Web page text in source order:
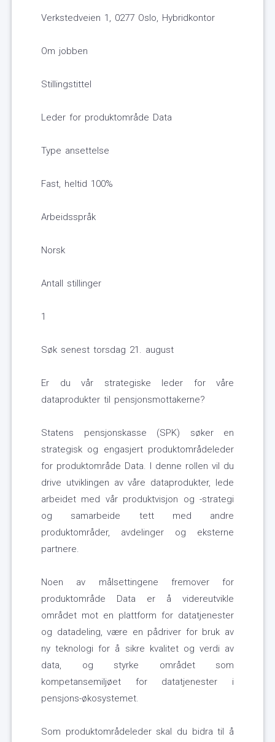
Verkstedveien 1, 0277 Oslo, Hybridkontor
Om jobben
Stillingstittel
Leder for produktområde Data
Type ansettelse
Fast, heltid 100%
Arbeidsspråk
Norsk
Antall stillinger
1
Søk senest torsdag 21. august
Er du vår strategiske leder for våre
dataprodukter til pensjonsmottakerne?
Statens pensjonskasse (SPK) søker en
strategisk og engasjert produktområdeleder
for produktområde Data. I denne rollen vil du
drive utviklingen av våre dataprodukter, lede
arbeidet med vår produktvisjon og -strategi
og samarbeide tett med andre
produktområder, avdelinger og eksterne
partnere.
Noen av målsettingene fremover for
produktområde Data er å videreutvikle
området mot en plattform for datatjenester
og datadeling, være en pådriver for bruk av
ny teknologi for å sikre kvalitet og verdi av
data, og styrke området som
kompetansemiljøet for datatjenester i
pensjons-økosystemet.
Som produktområdeleder skal du bidra til å